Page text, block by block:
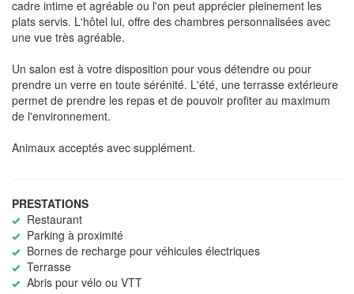
cadre intime et agréable ou l'on peut apprécier pleinement les
plats servis. L'hôtel lui, offre des chambres personnalisées avec
une vue très agréable.
Un salon est à votre disposition pour vous détendre ou pour
prendre un verre en toute sérénité. L'été, une terrasse extérieure
permet de prendre les repas et de pouvoir profiter au maximum
de l'environnement.
Animaux acceptés avec supplément.
PRESTATIONS
Restaurant
Parking à proximité
Bornes de recharge pour véhicules électriques
Terrasse
Abris pour vélo ou VTT